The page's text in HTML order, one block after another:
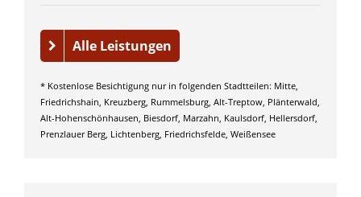
Alle Leistungen
* Kostenlose Besichtigung nur in folgenden Stadtteilen: Mitte,
Friedrichshain, Kreuzberg, Rummelsburg, Alt-Treptow, Plänterwald,
Alt-Hohenschönhausen, Biesdorf, Marzahn, Kaulsdorf, Hellersdorf,
Prenzlauer Berg, Lichtenberg, Friedrichsfelde, Weißensee